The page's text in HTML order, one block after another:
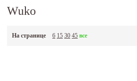
Wuko
На странице 6 15 30 45 все